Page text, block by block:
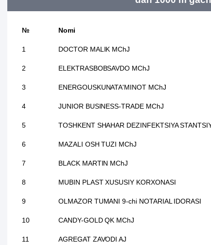
№ Nomi
1 DOCTOR MALIK MChJ
2 ELEKTRASBOBSAVDO MChJ
3 ENERGOUSKUNATA'MINOT MChJ
4 JUNIOR BUSINESS-TRADE MChJ
5 TOSHKENT SHAHAR DEZINFEKTSIYA
6 MAZALI OSH TUZI MChJ
7 BLACK MARTIN MChJ
8 MUBIN PLAST XUSUSIY KORXONASI
9 OLMAZOR TUMANI 9-chi NOTARIAL IDORASI
10 CANDY-GOLD QK MChJ
11 AGREGAT ZAVODI AJ